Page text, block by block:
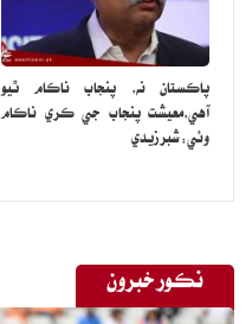
پاڪستان نه، پنجاب ناڪام ٿيو
آهي،معيشت پنجاب جي ڪري ناڪام
وئي: شبر زيدي
نڪور خبرون